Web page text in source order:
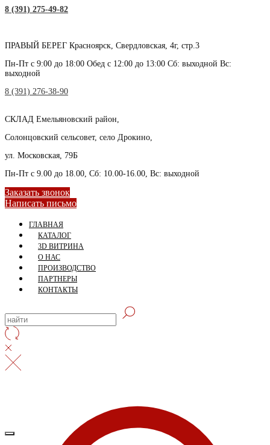
8 (391) 275-49-82
ПРАВЫЙ БЕРЕГ Красноярск, Свердловская, 4г, стр.3
Пн-Пт с 9:00 до 18:00 Обед с 12:00 до 13:00 Сб: выходной Вс:
выходной
8 (391) 276-38-90
СКЛАД Емельяновский район,
Солонцовский сельсовет, село Дрокино,
ул. Московская, 79Б
Пн-Пт с 9.00 до 18.00, Сб: 10.00-16.00, Вс: выходной
Заказать звонок
Написать письмо
ГЛАВНАЯ
КАТАЛОГ
3D ВИТРИНА
О НАС
ПРОИЗВОДСТВО
ПАРТНЕРЫ
КОНТАКТЫ